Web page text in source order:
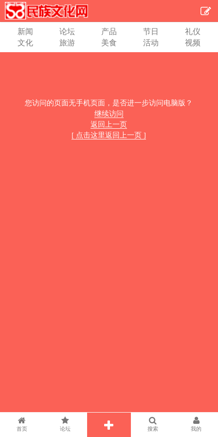
新闻 论坛 产品 节日
礼仪
文化
旅游 美食 活动 视频
您访问的页面无手机页面，是否进一步访问电脑版？
继续访问
返回上一页
[ 点击这里返回上一页 ]
首页 论坛 搜索 我的